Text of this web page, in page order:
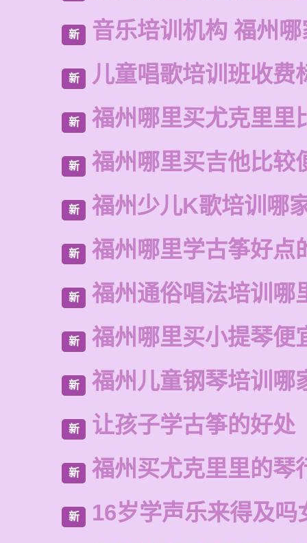
新 音乐培训机构 福州
新 儿童唱歌培训班收费
新 福州哪里买尤克里里
新 福州哪里买吉他比较
新 福州少儿K歌培训哪
新 福州哪里学古筝好点
新 福州通俗唱法培训哪
新 福州哪里买小提琴便
新 福州儿童钢琴培训哪
新 让孩子学古筝的好处
新 福州买尤克里里的琴
新 16岁学声乐来得及吗